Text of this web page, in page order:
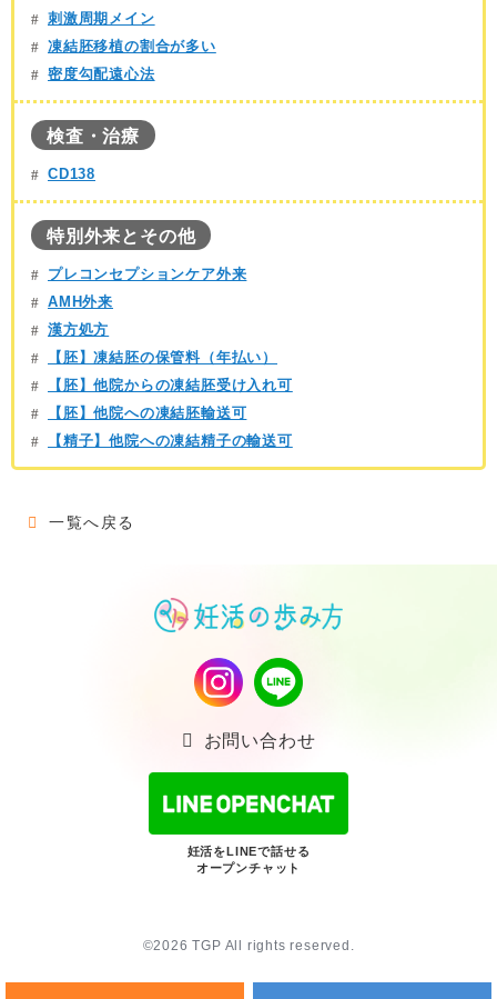
刺激周期メイン
凍結胚移植の割合が多い
密度勾配遠心法
検査・治療
CD138
特別外来とその他
プレコンセプションケア外来
AMH外来
漢方処方
【胚】凍結胚の保管料（年払い）
【胚】他院からの凍結胚受け入れ可
【胚】他院への凍結胚輸送可
【精子】他院への凍結精子の輸送可
一覧へ戻る
お問い合わせ
妊活をLINEで話せる
オープンチャット
©2026 TGP All rights reserved.